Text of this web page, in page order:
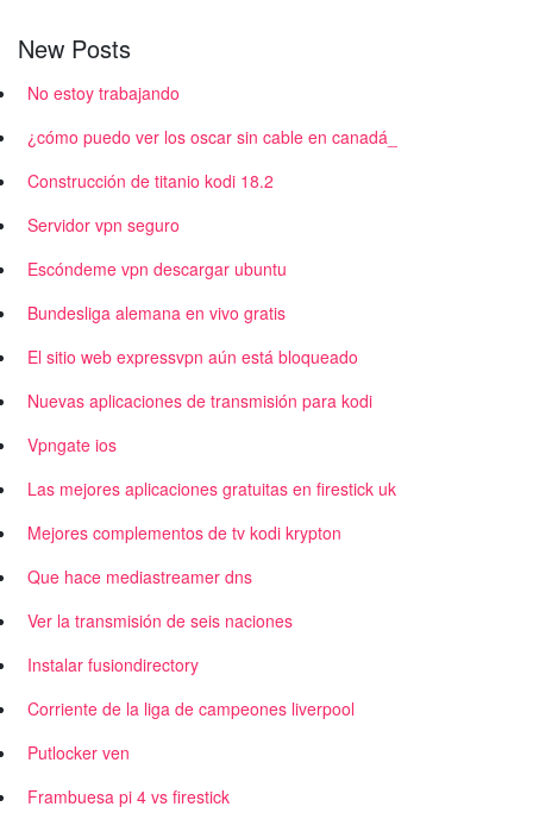
New Posts
No estoy trabajando
¿cómo puedo ver los oscar sin cable en canadá_
Construcción de titanio kodi 18.2
Servidor vpn seguro
Escóndeme vpn descargar ubuntu
Bundesliga alemana en vivo gratis
El sitio web expressvpn aún está bloqueado
Nuevas aplicaciones de transmisión para kodi
Vpngate ios
Las mejores aplicaciones gratuitas en firestick uk
Mejores complementos de tv kodi krypton
Que hace mediastreamer dns
Ver la transmisión de seis naciones
Instalar fusiondirectory
Corriente de la liga de campeones liverpool
Putlocker ven
Frambuesa pi 4 vs firestick